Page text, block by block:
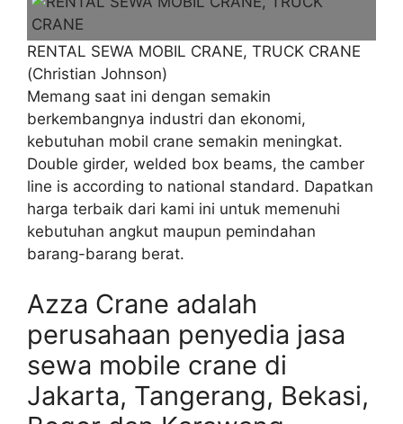
RENTAL SEWA MOBIL CRANE, TRUCK CRANE
(Christian Johnson)
Memang saat ini dengan semakin
berkembangnya industri dan ekonomi,
kebutuhan mobil crane semakin meningkat.
Double girder, welded box beams, the camber
line is according to national standard. Dapatkan
harga terbaik dari kami ini untuk memenuhi
kebutuhan angkut maupun pemindahan
barang-barang berat.
Azza Crane adalah
perusahaan penyedia jasa
sewa mobile crane di
Jakarta, Tangerang, Bekasi,